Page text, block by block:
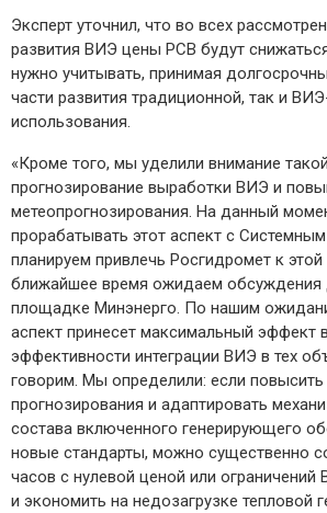
Эксперт уточнил, что во всех
развития ВИЭ цены РСВ будут
нужно учитывать, принимая
части развития традиционной, так и
использования.
«Кроме того, мы уделили внимание
прогнозирование выработки ВИЭ и
метеопрогнозирования. На данный
прорабатывать этот аспект с
планируем привлечь Росгидромет к этой
ближайшее время ожидаем обсуждения
площадке Минэнерго. По нашим
аспект принесет максимальный эффект
эффективности интеграции ВИЭ в тех
говорим. Мы определили: если повысить
прогнозирования и адаптировать
состава включенного генерирующего
новые стандарты, можно существенно
часов с нулевой ценой или ограничений
и экономить на недозагрузке тепловой